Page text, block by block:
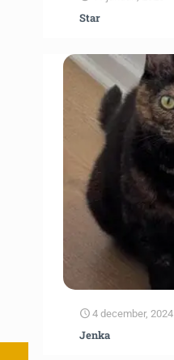
Star
4 december, 2024
Jenka